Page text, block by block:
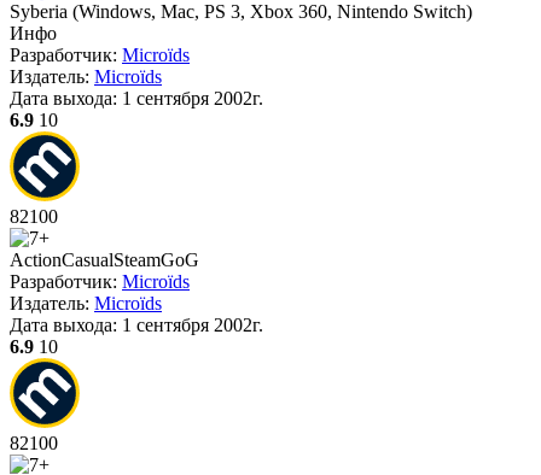
Syberia (Windows, Mac, PS 3, Xbox 360, Nintendo Switch)
Инфо
Разработчик: Microïds
Издатель: Microïds
Дата выхода: 1 сентября 2002г.
6.9 10
82100
ActionCasualSteamGoG
Разработчик: Microïds
Издатель: Microïds
Дата выхода: 1 сентября 2002г.
6.9 10
82100